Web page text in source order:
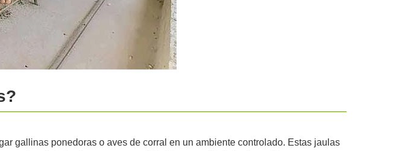
gallinas ponedoras o aves de corral en un ambiente controlado. Estas jaulas